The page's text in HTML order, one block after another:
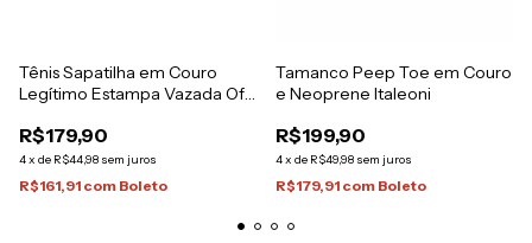
Tênis Sapatilha em Couro
Legítimo Estampa Vazada Off
R$179,90
4x de R$44,98 sem juros
R$161,91 com Boleto
Tamanco Peep Toe em Couro
e Neoprene Italeoni
R$199,90
4x de R$49,98 sem juros
R$179,91 com Boleto